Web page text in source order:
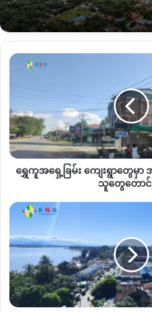
တယ်။
ဒါ့အပြင် လတ်တလောတနိုင်းမြို့ပေါ်မှာ
နောက်ထပ်တနိုင်းမြို့ခံအမျိုးသားတ
“အခုမြို့ပေါ်မှာတော့မနက်တိုင်းစစ်သာ
လည်းများတယ် ထိုးစစ်ပြန်ဆင်ဖို့ဖြစ်
နိုင်းမြို့အခြေစိုက်ဒေသကွပ်ကဲမှုစစ်ဌာန
ထိန်းချုပ်ချင်တာလေး အဲကြောင့်စစ်က
မြို့ခံအမျိုးသားတစ်ဦးက
စစ်ကောင်စီရဲ့တနိုင်း ဒ.က.စဟာ တနိုင်
ဖို့အတွက် နှစ်လတိတိကုန်းကြောင်း၊လ
ကူတွေနဲ့ထိုးစစ်ဆင်ခဲ့ပေမယ့်အရေးနိ
မြို့နယ်မှာနေထိုင်သူတွေက
သုံးသပ်န
ရွှေ
တွေ
မှာ အခွန်
လျော့
ပေါ့
ပေး
တွေ
တောင်း
ရွှေကူအရှေ့ခြမ်း ကျေးရွာတွေမှာ
သူတွေတော
မြစ်
မြို့
မှာ ကုန်ပစ္စည်း
နဲ့ အခြေခံ
ဆေးဝါး
တစ်
ချို့